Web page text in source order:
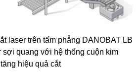
laser trên tấm phẳng DANOBAT LB
sợi quang với hệ thống cuộn kim
hiệu quả cắt